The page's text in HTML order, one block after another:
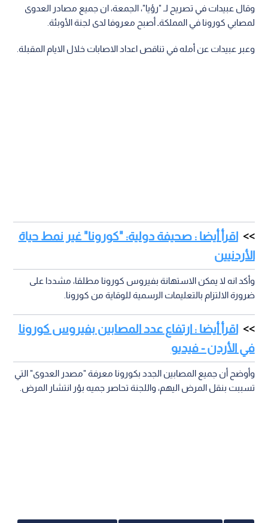
وقال عبيدات في تصريح لـ "رؤيا"، الجمعة، ان جميع مصادر العدوى
لمصابي كورونا في المملكةـ أصبح معروفا لدى لجنة الأوبئة.
وعبر عبيدات عن أمله في تناقص اعداد الاصابات خلال الايام المقبلة.
اقرأ أيضا : صحيفة دولية: "كورونا" غير نمط حياة
الأردنيين
وأكد انه لا يمكن الاستهانة بفيروس كورونا مطلقا، مشددا على
ضرورة الالتزام بالتعليمات الرسمية للوقاية من كورونا.
اقرأ أيضا : ارتفاع عدد المصابين بفيروس كورونا
في الأردن - فيديو
وأوضح أن جميع المصابين الجدد بكورونا معرفة "مصدر العدوى" التي
تسببت بنقل المرض اليهم، واللجنة تحاصر جميه بؤر انتشار المرض.